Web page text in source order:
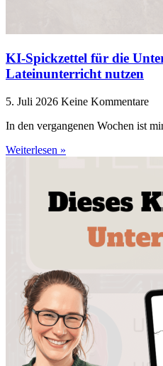
KI-Spickzettel für die
Lateinunterricht nutzen
5. Juli 2026 Keine Kommentare
In den vergangenen Wochen ist
Weiterlesen »